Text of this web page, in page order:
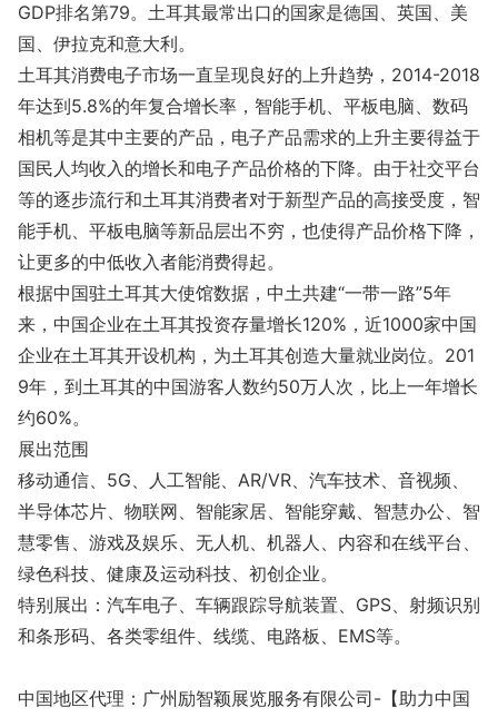
GDP排名第79。土耳其最常出口的国家是德国、英国、美
国、伊拉克和意大利。
土耳其消费电子市场一直呈现良好的上升趋势，2014-2018
年达到5.8%的年复合增长率，智能手机、平板电脑、数码
相机等是其中主要的产品，电子产品需求的上升主要得益于
国民人均收入的增长和电子产品价格的下降。由于社交平台
等的逐步流行和土耳其消费者对于新型产品的高接受度，智
能手机、平板电脑等新品层出不穷，也使得产品价格下降，
让更多的中低收入者能消费得起。
根据中国驻土耳其大使馆数据，中土共建“一带一路”5年
来，中国企业在土耳其投资存量增长120%，近1000家中国
企业在土耳其开设机构，为土耳其创造大量就业岗位。201
9年，到土耳其的中国游客人数约50万人次，比上一年增长
约60%。
展出范围
移动通信、5G、人工智能、AR/VR、汽车技术、音视频、
半导体芯片、物联网、智能家居、智能穿戴、智慧办公、智
慧零售、游戏及娱乐、无人机、机器人、内容和在线平台、
绿色科技、健康及运动科技、初创企业。
特别展出：汽车电子、车辆跟踪导航装置、GPS、射频识别
和条形码、各类零组件、线缆、电路板、EMS等。
中国地区代理：广州励智颖展览服务有限公司-【助力中国